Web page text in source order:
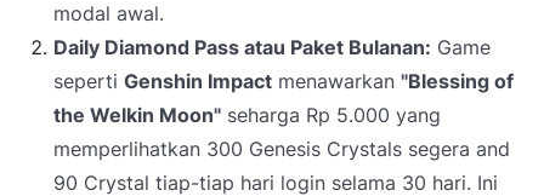
modal awal.
Daily Diamond Pass atau Paket Bulanan: Game
seperti Genshin Impact menawarkan "Blessing of
the Welkin Moon" seharga Rp 5.000 yang
memperlihatkan 300 Genesis Crystals segera and
90 Crystal tiap-tiap hari login selama 30 hari. Ini